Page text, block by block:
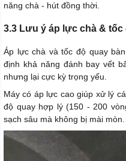
năng chà - hút đồng thời.
3.3 Lưu ý áp lực chà &
Áp lực chà và tốc độ quay
định khả năng đánh bay vết
nhưng lại cực kỳ trọng yếu.
Máy có áp lực cao giúp xử lý
độ quay hợp lý (150 - 200
sạch sâu mà không bị mài mòn.